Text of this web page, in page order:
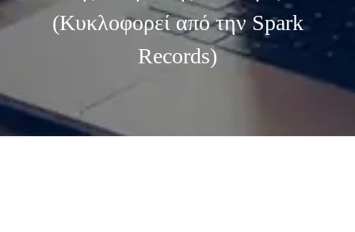
(Kυκλοφορεί από την Spark
Records)